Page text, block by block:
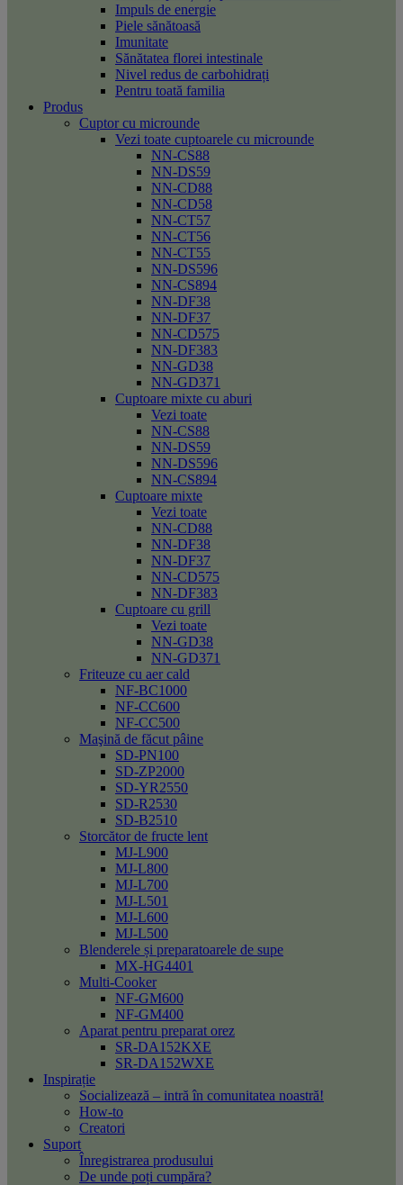
Impuls de energie
Piele sănătoasă
Imunitate
Sănătatea florei intestinale
Nivel redus de carbohidrați
Pentru toată familia
Produs
Cuptor cu microunde
Vezi toate cuptoarele cu microunde
NN-CS88
NN-DS59
NN-CD88
NN-CD58
NN-CT57
NN-CT56
NN-CT55
NN-DS596
NN-CS894
NN-DF38
NN-DF37
NN-CD575
NN-DF383
NN-GD38
NN-GD371
Cuptoare mixte cu aburi
Vezi toate
NN-CS88
NN-DS59
NN-DS596
NN-CS894
Cuptoare mixte
Vezi toate
NN-CD88
NN-DF38
NN-DF37
NN-CD575
NN-DF383
Cuptoare cu grill
Vezi toate
NN-GD38
NN-GD371
Friteuze cu aer cald
NF-BC1000
NF-CC600
NF-CC500
Maşină de făcut pâine
SD-PN100
SD-ZP2000
SD-YR2550
SD-R2530
SD-B2510
Storcător de fructe lent
MJ-L900
MJ-L800
MJ-L700
MJ-L501
MJ-L600
MJ-L500
Blenderele și preparatoarele de supe
MX-HG4401
Multi-Cooker
NF-GM600
NF-GM400
Aparat pentru preparat orez
SR-DA152KXE
SR-DA152WXE
Inspirație
Socializează – intră în comunitatea noastră!
How-to
Creatori
Suport
Înregistrarea produsului
De unde poți cumpăra?